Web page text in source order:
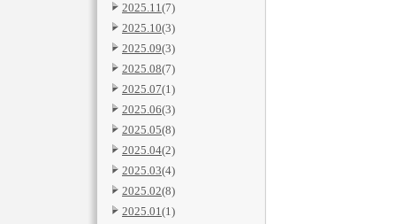
2025.11(7)
2025.10(3)
2025.09(3)
2025.08(7)
2025.07(1)
2025.06(3)
2025.05(8)
2025.04(2)
2025.03(4)
2025.02(8)
2025.01(1)